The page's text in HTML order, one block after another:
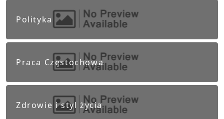
Polityka
Praca Częstochowa
Zdrowie i styl życia